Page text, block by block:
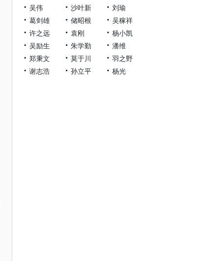
吴伟
沙叶新
刘瑜
葛剑雄
储昭根
吴稼祥
许之远
袁刚
杨小凯
吴励生
朱学勤
潘维
郑秉文
莫于川
羽之野
谢志浩
孙立平 杨光